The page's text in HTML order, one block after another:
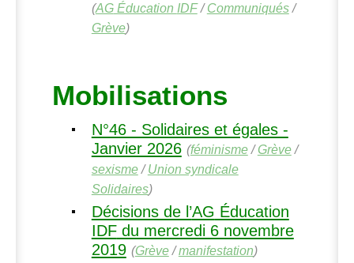
(AGÉducation IDF/Communiqués/
Grève)
Mobilisations
N°46 - Solidaires et égales -
Janvier 2026 (féminisme/Grève/
sexisme/Union syndicale
Solidaires)
Décisions de l’AG Éducation
IDFdu mercredi 6 novembre
2019 (Grève/manifestation)